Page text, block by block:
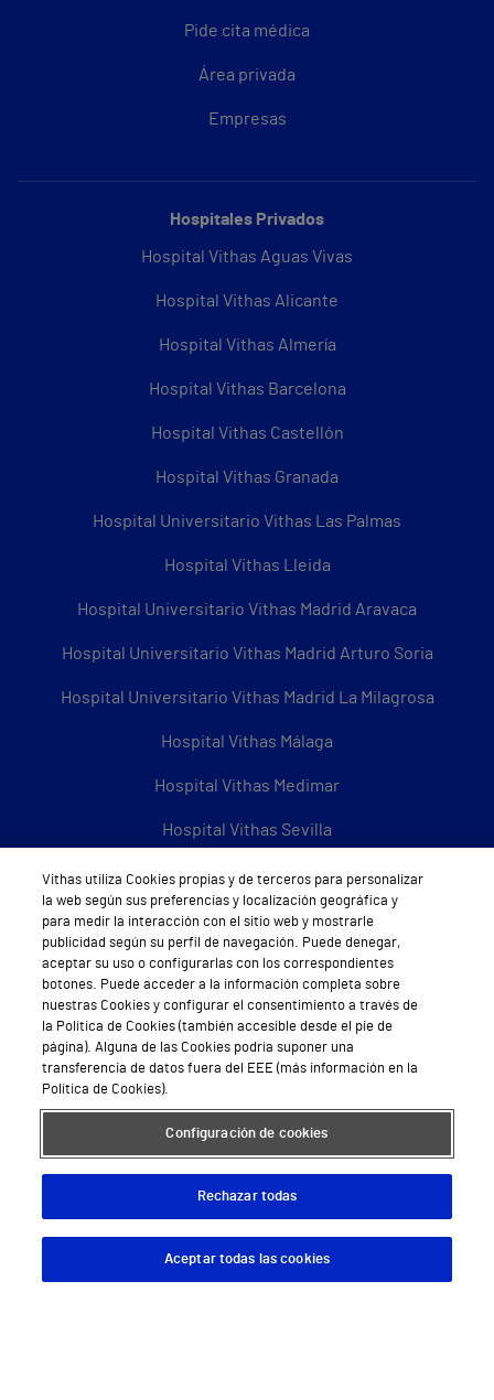
Pide cita médica
Área privada
Empresas
Hospitales Privados
Hospital Vithas Aguas Vivas
Hospital Vithas Alicante
Hospital Vithas Almería
Hospital Vithas Barcelona
Hospital Vithas Castellón
Hospital Vithas Granada
Hospital Universitario Vithas Las Palmas
Hospital Vithas Lleida
Hospital Universitario Vithas Madrid Aravaca
Hospital Universitario Vithas Madrid Arturo Soria
Hospital Universitario Vithas Madrid La Milagrosa
Hospital Vithas Málaga
Hospital Vithas Medimar
Hospital Vithas Sevilla
Hospital Vithas Tenerife
Hospital Vithas Valencia 9 de Octubre
Hospital Vithas Valencia Consuelo
Hospital Vithas Vigo
Hospital Vithas Valencia Turia
Hospital Vithas Vitoria
Hospital Vithas Xanit Internacional (Benalmádena)
Sobre Vithas
Descargar App
Vithas utiliza Cookies propias y de terceros para personalizar
la web según sus preferencias y localización geográfica y
para medir la interacción con el sitio web y mostrarle
publicidad según su perfil de navegación. Puede denegar,
aceptar su uso o configurarlas con los correspondientes
botones. Puede acceder a la información completa sobre
nuestras Cookies y configurar el consentimiento a través de
la Política de Cookies (también accesible desde el pie de
página). Alguna de las Cookies podría suponer una
transferencia de datos fuera del EEE (más información en la
Política de Cookies).
Configuración de cookies
Rechazar todas
Aceptar todas las cookies